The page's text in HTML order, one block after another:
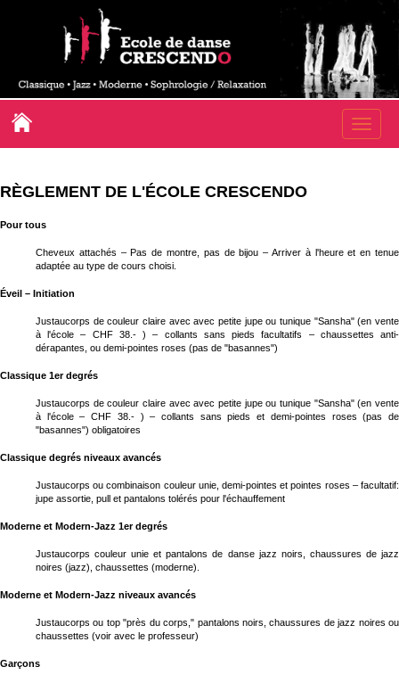
Toggle
RÈGLEMENT DE L'ÉCOLE CRESCENDO
Pour tous
Cheveux attachés – Pas de montre, pas de bijou – Arriver à l'heure et en tenue
adaptée au type de cours choisi.
Éveil – Initiation
Justaucorps de couleur claire avec avec petite jupe ou tunique "Sansha" (en vente
à l'école – CHF 38.- ) – collants sans pieds facultatifs – chaussettes anti-
dérapantes, ou demi-pointes roses (pas de "basannes")
Classique 1er degrés
Justaucorps de couleur claire avec avec petite jupe ou tunique "Sansha" (en vente
à l'école – CHF 38.- ) – collants sans pieds et demi-pointes roses (pas de
"basannes") obligatoires
Classique degrés niveaux avancés
Justaucorps ou combinaison couleur unie, demi-pointes et pointes roses – facultatif:
jupe assortie, pull et pantalons tolérés pour l'échauffement
Moderne et Modern-Jazz 1er degrés
Justaucorps couleur unie et pantalons de danse jazz noirs, chaussures de jazz
noires (jazz), chaussettes (moderne).
Moderne et Modern-Jazz niveaux avancés
Justaucorps ou top "près du corps," pantalons noirs, chaussures de jazz noires ou
chaussettes (voir avec le professeur)
Garçons